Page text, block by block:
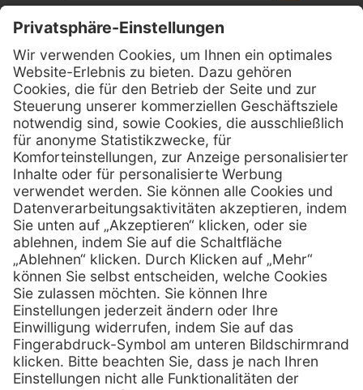
Kontakt
Firmensitz
PxD Praxis-Discount GmbH
Hans-Wunderlich-Straße 7
D-49078 Osnabrück
Telefon: 0800 - 600 66 30
Telefon:0800 - 07 01 96
E-Mail:info @ praxis-discount.de
Services
Serviceversprechen
Sprechstundenbedarf
Retoure anmelden
Hilfe
FAQs
Kontakt
Lob & Kritik
Zertifikat Rechtliches